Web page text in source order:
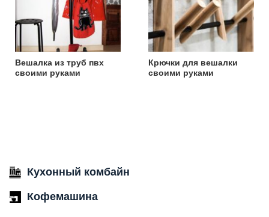
Вешалка из труб пвх
своими руками
Крючки для вешалки
своими руками
Кухонный комбайн
Кофемашина